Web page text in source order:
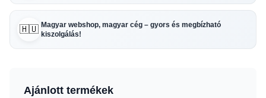
🇭🇺 Magyar webshop, magyar cég – gyors és megbízható
kiszolgálás!
Ajánlott termékek